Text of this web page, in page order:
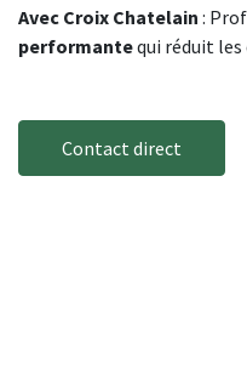
Avec Croix Chatelain :
performantequi réduit
Contact direct